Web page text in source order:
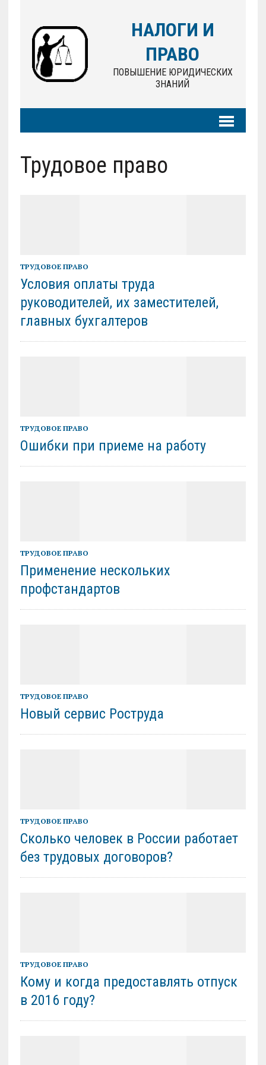
НАЛОГИ И
ПРАВО
ПОВЫШЕНИЕ ЮРИДИЧЕСКИХ
ЗНАНИЙ
Трудовое право
ТРУДОВОЕ ПРАВО
Условия оплаты труда
руководителей, их заместителей,
главных бухгалтеров
ТРУДОВОЕ ПРАВО
Ошибки при приеме на работу
ТРУДОВОЕ ПРАВО
Применение нескольких
профстандартов
ТРУДОВОЕ ПРАВО
Новый сервис Роструда
ТРУДОВОЕ ПРАВО
Сколько человек в России работает
без трудовых договоров?
ТРУДОВОЕ ПРАВО
Кому и когда предоставлять отпуск
в 2016 году?